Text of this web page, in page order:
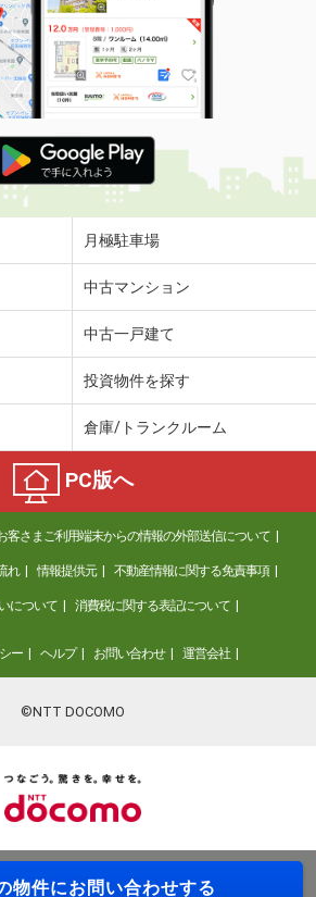
月極駐車場
中古マンション
中古一戸建て
投資物件を探す
倉庫/トランクルーム
PC版へ
客さまご利用端末からの情報の外部送信について
れ 情報提供元 不動産情報に関する免責事項
について 消費税に関する表記について
ー ヘルプ お問い合わせ 運営会社
©NTT DOCOMO
物件にお問い合わせする